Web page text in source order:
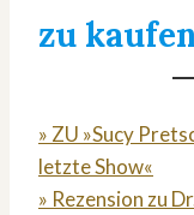
zu
» ZU »Sucy
letzte Show«
» Rezension zu